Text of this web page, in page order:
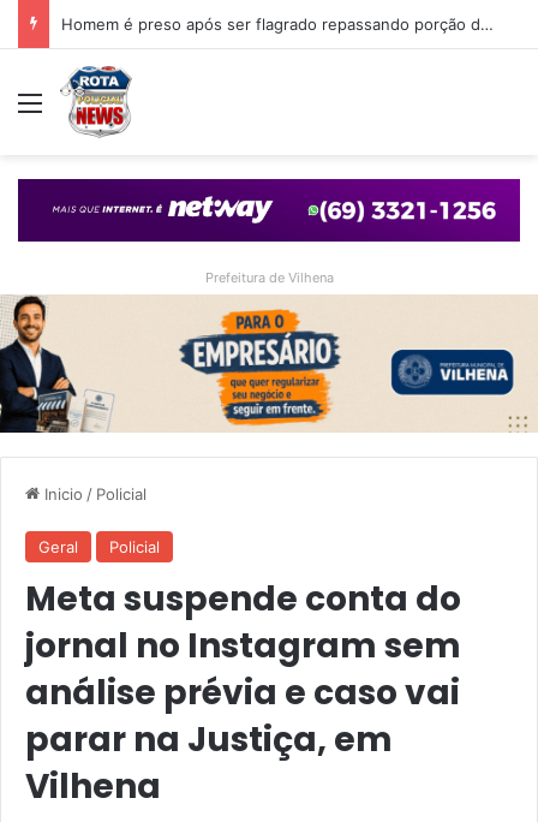
Homem é preso após ser encontrado nos fundos de casa que foi arrombada em Vilhena
Menu
Prefeitura de Vilhena
Inicio / Policial
Geral Policial
Meta suspende conta do
jornal no Instagram sem
análise prévia e caso vai
parar na Justiça, em
Vilhena